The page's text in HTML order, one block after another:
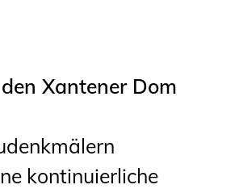
Xantener Dom
kontinuierliche